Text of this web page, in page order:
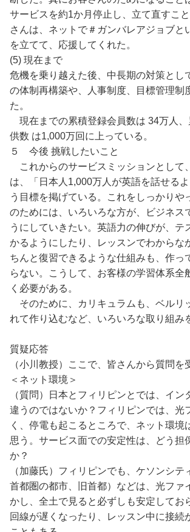
サービスを約1か月停止し、立て直すこ
さんは、ネットで＃ガンバレアジョブと
を立てて、応援してくれた。
(5) 現在まで
危機を乗り越えた後、中長期の対策とし
の体制再構築や、人事制度、目標管理制
た。
現在までの累積登録会員数は 34万人、
供数 は1,000万回に上っている。
５ 今後 挑戦したいこと
これからのサービスミッションとして
は、「日本人1,000万人が英語を話せる
う目標を掲げている。これをしっかりや
のためには、いろいろな方が、ビジネス
うにしていきたい。英語力の伸びが、テ
かるようにしたり、レッスンでわからな
ちんと復習できるような仕組みも、作っ
らない。こうして、お客様の学習体系全
く必要がある。
そのために、カリキュラムも、ベルリ
れて作り込むなど、いろいろな取り組み
質疑応答
（小川教授）ここで、皆さんから質問を
＜ネット環境＞
（質問）日本とフィリピンとでは、イン
違うのではないか？フィリピンでは、光
く、停電も起こるところで、ネット環境
思う。サービス面での安定性は、どう担
か？
（加藤氏）フィリピンでも、ケソンシテ
首都圏の都市、旧首都）などは、光ファ
かし、全土で見ると必ずしも安定してお
回線が遅くなったり、レッスン中に接続